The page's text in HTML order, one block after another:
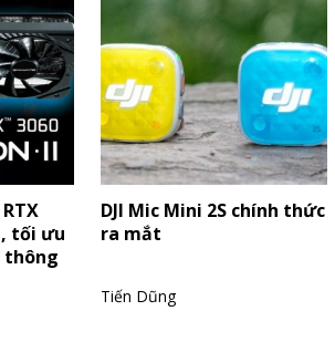
tối ưu
thông
DJI Mic Mini 2S chính thức
ra mắt
Tiến Dũng